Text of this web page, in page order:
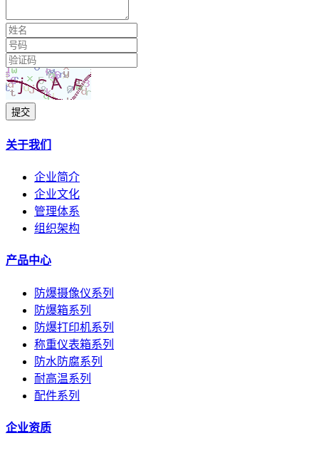
提交
关于我们
企业简介
企业文化
管理体系
组织架构
产品中心
防爆摄像仪系列
防爆箱系列
防爆打印机系列
称重仪表箱系列
防水防腐系列
耐高温系列
配件系列
企业资质